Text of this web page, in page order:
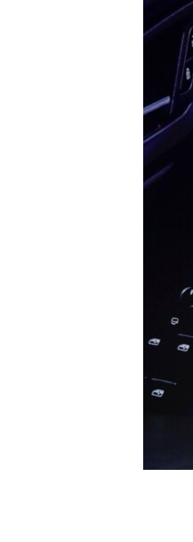
GENOCID U SREBRENICI
POPLAVE I KLIZIŠTA U BIH 2024.
NASTANAK I RASPAD JUGOSLAVIJE